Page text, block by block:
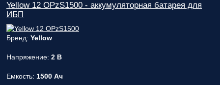
Yellow 12 OPzS1500 - аккумуляторная батарея для
ИБП
Бренд: Yellow
Напряжение: 2 В
Емкость: 1500 Ач